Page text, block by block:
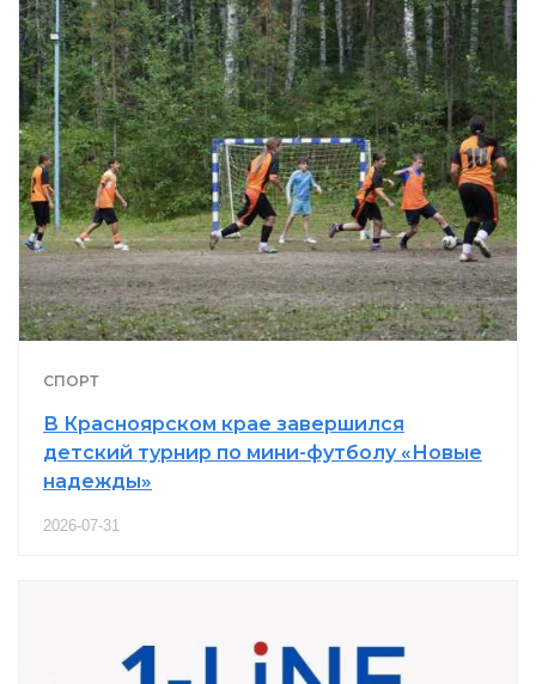
СПОРТ
В Красноярском крае завершился
детский турнир по мини-футболу «Новые
надежды»
2026-07-31